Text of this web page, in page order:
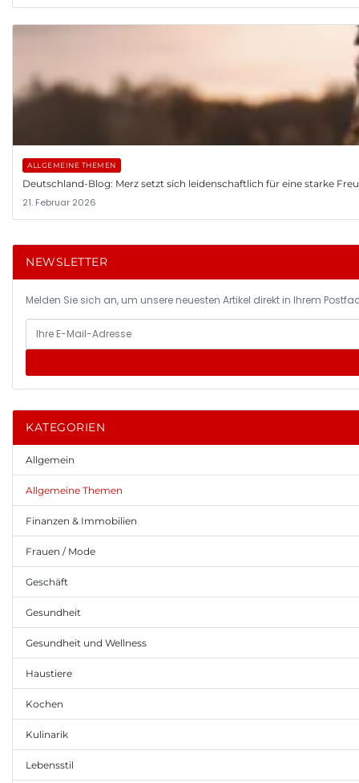
ALLGEMEINE THEMEN
Deutschland-Blog: Merz setzt sich leidenschaftlich für eine starke
21. Februar 2026
NEWSLETTER
Melden Sie sich an, um unsere neuesten Artikel direkt in Ihrem
KATEGORIEN
Allgemein
Allgemeine Themen
Finanzen & Immobilien
Frauen / Mode
Geschäft
Gesundheit
Gesundheit und Wellness
Haustiere
Kochen
Kulinarik
Lebensstil